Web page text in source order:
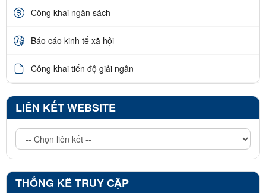
Công khai ngân sách
Báo cáo kinh tế xã hội
Công khai tiến độ giải ngân
LIÊN KẾT WEBSITE
THỐNG KÊ TRUY CẬP